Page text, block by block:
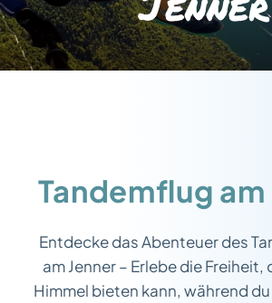
Tandemflug am
Entdecke das Abenteuer des
am Jenner – Erlebe die Freiheit,
Himmel bieten kann, während